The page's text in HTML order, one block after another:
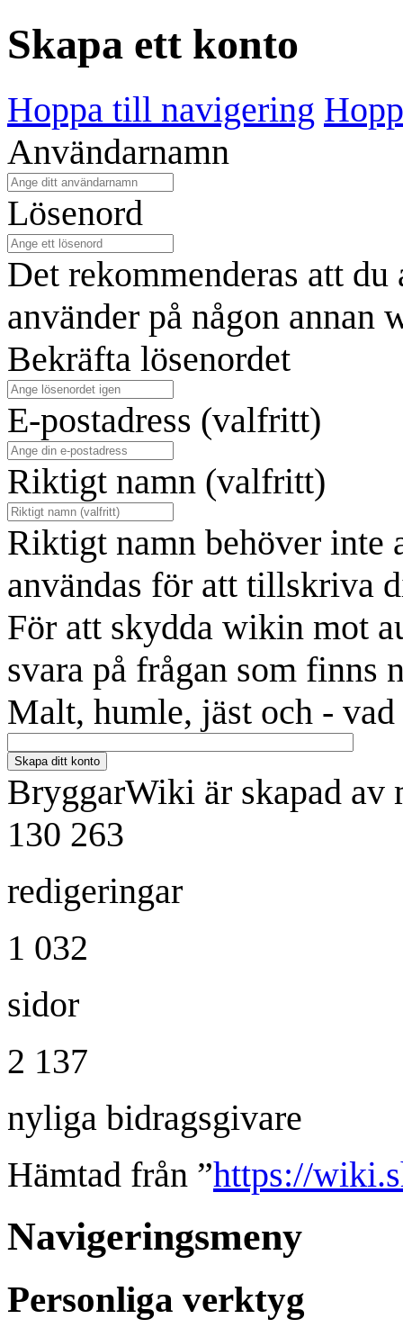
Skapa ett konto
Hoppa till navigering
Användarnamn
Lösenord
Det rekommenderas att
använder på någon annan
Bekräfta lösenordet
E-postadress (valfritt)
Riktigt namn (valfritt)
Riktigt namn behöver inte
användas för att tillskriva
För att skydda wikin mot
svara på frågan som finns
Malt, humle, jäst och - vad
Skapa ditt konto
BryggarWiki är skapad av
130 263
redigeringar
1 032
sidor
2 137
nyliga bidragsgivare
Hämtad från ”https://
Navigeringsmeny
Personliga verktyg